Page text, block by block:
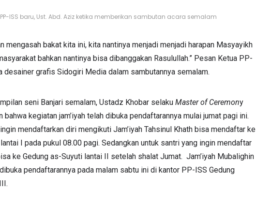
ISS baru, Ust. Abd. Aziz ketika memberikan sambutan acara semalam
mengasah bakat kita ini, kita nantinya menjadi menjadi harapan Masyayikh
bahkan nantinya bisa dibanggakan Rasulullah.” Pesan Ketua PP-
desainer grafis Sidogiri Media dalam sambutannya semalam.
seni Banjari semalam, Ustadz Khobar selakuMaster of Ceremony
kegiatan jam’iyah telah dibuka pendaftarannya mulai jumat pagi ini.
mendaftarkan diri mengikuti Jam’iyah Tahsinul Khath bisa mendaftar ke
I pada pukul 08.00 pagi. Sedangkan untuk santri yang ingin mendaftar
ke Gedung as-Suyuti lantai II setelah shalat Jumat. Jam’iyah Mubalighin
pendaftarannya pada malam sabtu ini di kantor PP-ISS Gedung